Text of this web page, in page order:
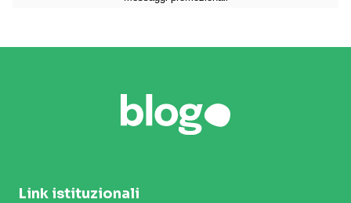
Link istituzionali